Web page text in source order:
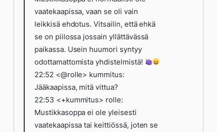
vaatekaapissa, vaan se oli vain
leikkisä ehdotus. Vitsailin, että ehkä
se on piilossa jossain yllättävässä
paikassa. Usein huumori syntyy
odottamattomista yhdistelmistä!
22:52 <@rolle> kummitus:
Jääkaapissa, mitä vittua?
22:53 <+kummitus> rolle:
Mustikkasoppa ei ole yleisesti
vaatekaapissa tai keittiössä, joten se